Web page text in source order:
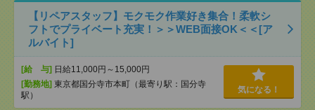
【リペアスタッフ】モクモク作業好き集合！柔軟シ
フトでプライベート充実！＞＞WEB面接OK＜＜[ア
ルバイト]
[給 与] 日給11,000円～15,000円
[勤務地] 東京都国分寺市本町（最寄り駅：国分寺
駅）
気になる！